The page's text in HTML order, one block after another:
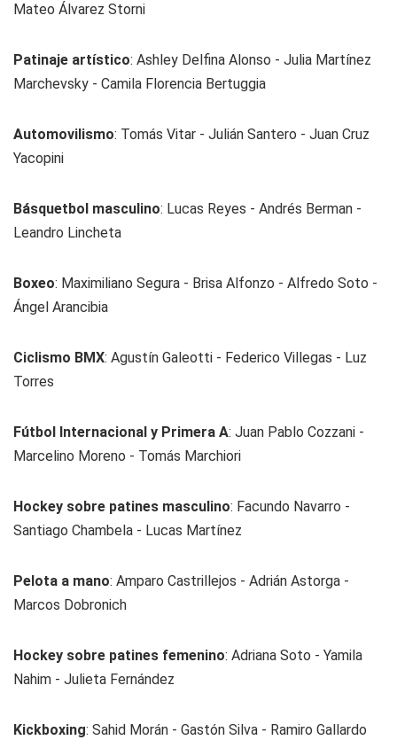
Mateo Álvarez Storni
Patinaje artístico: Ashley Delfina Alonso - Julia Martínez
Marchevsky - Camila Florencia Bertuggia
Automovilismo: Tomás Vitar - Julián Santero - Juan Cruz
Yacopini
Básquetbol masculino: Lucas Reyes - Andrés Berman -
Leandro Lincheta
Boxeo: Maximiliano Segura - Brisa Alfonzo - Alfredo Soto -
Ángel Arancibia
Ciclismo BMX: Agustín Galeotti - Federico Villegas - Luz
Torres
Fútbol Internacional y Primera A: Juan Pablo Cozzani -
Marcelino Moreno - Tomás Marchiori
Hockey sobre patines masculino: Facundo Navarro -
Santiago Chambela - Lucas Martínez
Pelota a mano: Amparo Castrillejos - Adrián Astorga -
Marcos Dobronich
Hockey sobre patines femenino: Adriana Soto - Yamila
Nahim - Julieta Fernández
Kickboxing: Sahid Morán - Gastón Silva - Ramiro Gallardo